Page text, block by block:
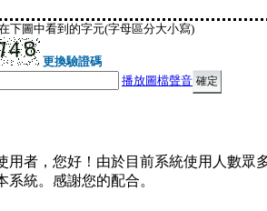
下圖中看到的字元(字母區分大小寫)
更換驗證碼
播放圖檔聲音
用者，您好！由於目前系統使用人數眾
系統。感謝您的配合。